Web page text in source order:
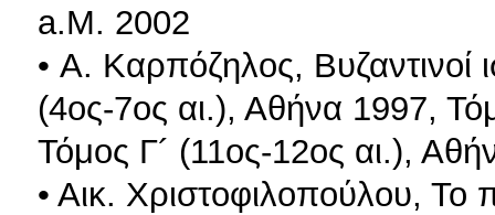
a.M. 2002
• Α. Καρπόζηλος, Βυζαντινοί
(4ος-7ος αι.), Αθήνα 1997,
Τόμος Γ´ (11ος-12ος αι.),
• Αικ. Χριστοφιλοπούλου, Το